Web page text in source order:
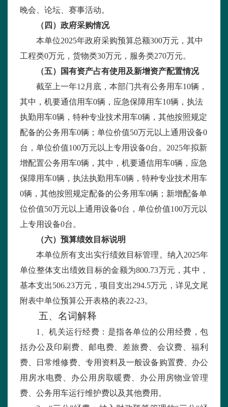
晚会、论坛、赛事活动。
（四）政府采购情况
本单位2025年政府采购预算总额300万元，其中
工程类0万元，货物类30万元，服务类270万元。
（五）国有资产占有使用及新增资产配置情况
截至上一年12 月底，本部门共有公务用车10辆，
其中，机要通信用车0辆，应急保障用车10辆，执法
执勤用车0辆，特种专业技术用车0辆，其他按照规定
配备的公务用车0辆；单位价值50万元以上通用设备0
台，单位价值100万元以上专用设备0台。 2025年拟新
增配置公务用车0辆，其中，机要通信用车0辆，应急
保障用车0辆，执法执勤用车0辆，特种专业技术用车
0辆，其他按照规定配备的公务用车0辆；新增配备单
位价值50万元以上通用设备0台，单位价值100万元以
上专用设备0台。
（六）预算绩效目标说明
本单位所有支出实行绩效目标管理。纳入 2025年
单位整体支出绩效目标的金额为800.73万元，其中，
基本支出506.23万元，项目支出294.5万元，详见文尾
附表中单位预算公开表格的表22-23。
五、名词解释
1
、机关运行经费：是指各单位的公用经费，包
括办公及印刷费、邮电费、差旅费、会议费、福利
费、日常维修费、专用资料及一般设备购置费、办公
用房水电费、办公用房取暖费、办公用房物业管理
费、公务用车运行维护费以及其他费用。